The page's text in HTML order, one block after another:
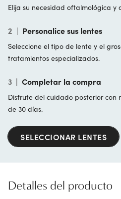
Elija su necesidad oftalmológica y
2 | Personalice sus lentes
Seleccione el tipo de lente y el
tratamientos especializados.
3 | Completar la compra
Disfrute del cuidado posterior
de 30 días.
SELECCIONAR LENTES
Detalles del producto